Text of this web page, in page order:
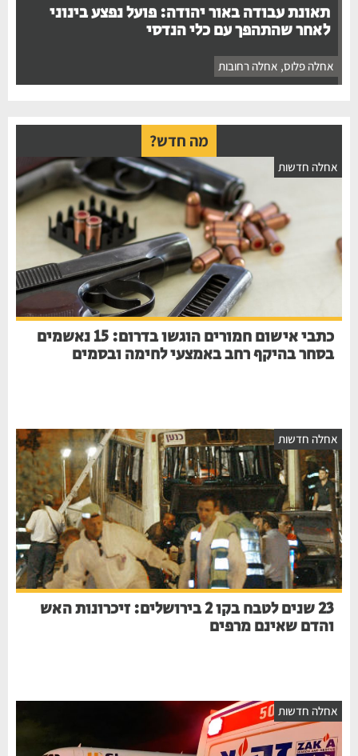
תאונת עבודה באור יהודה: פועל נפצע בינוני
לאחר שהתהפך עם כלי הנדסי
אחלה פלוס ,אחלה רחובות
מה חדש?
חדשות
כתבי אישום חמורים הוגשו בדרום: 15 נאשמים
בסחר בהיקף רחב באמצעי לחימה ובסמים
חדשות
23 שנים לטבח בקו 2 בירושלים: זיכרונות האש
והדם שאינם מרפים
חדשות